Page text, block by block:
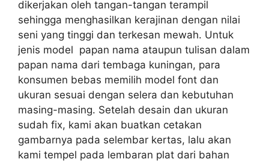
dikerjakan oleh tangan-tangan terampil
sehingga menghasilkan kerajinan dengan nilai
seni yang tinggi dan terkesan mewah. Untuk
jenis model papan nama ataupun tulisan dalam
papan nama dari tembaga kuningan, para
konsumen bebas memilih model font dan
ukuran sesuai dengan selera dan kebutuhan
masing-masing. Setelah desain dan ukuran
sudah fix, kami akan buatkan cetakan
gambarnya pada selembar kertas, lalu akan
kami tempel pada lembaran plat dari bahan